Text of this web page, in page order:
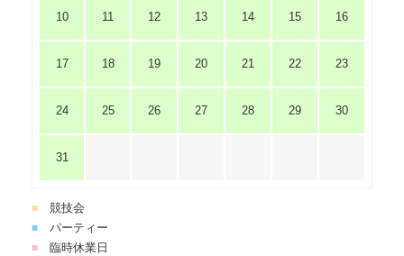
10 11 12 13 14 15 16
17 18 19 20 21 22 23
24 25 26 27 28 29 30
31
■ 競技会
■ パーティー
■ 臨時休業日